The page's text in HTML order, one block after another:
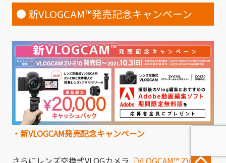
● 新VLOGCAM™発売記念キャンペーン
・ 新VLOGCAM発売記念キャンペーン
さらにレンズ交換式VLOGカメラ 『VLOGCAM™ ZV-